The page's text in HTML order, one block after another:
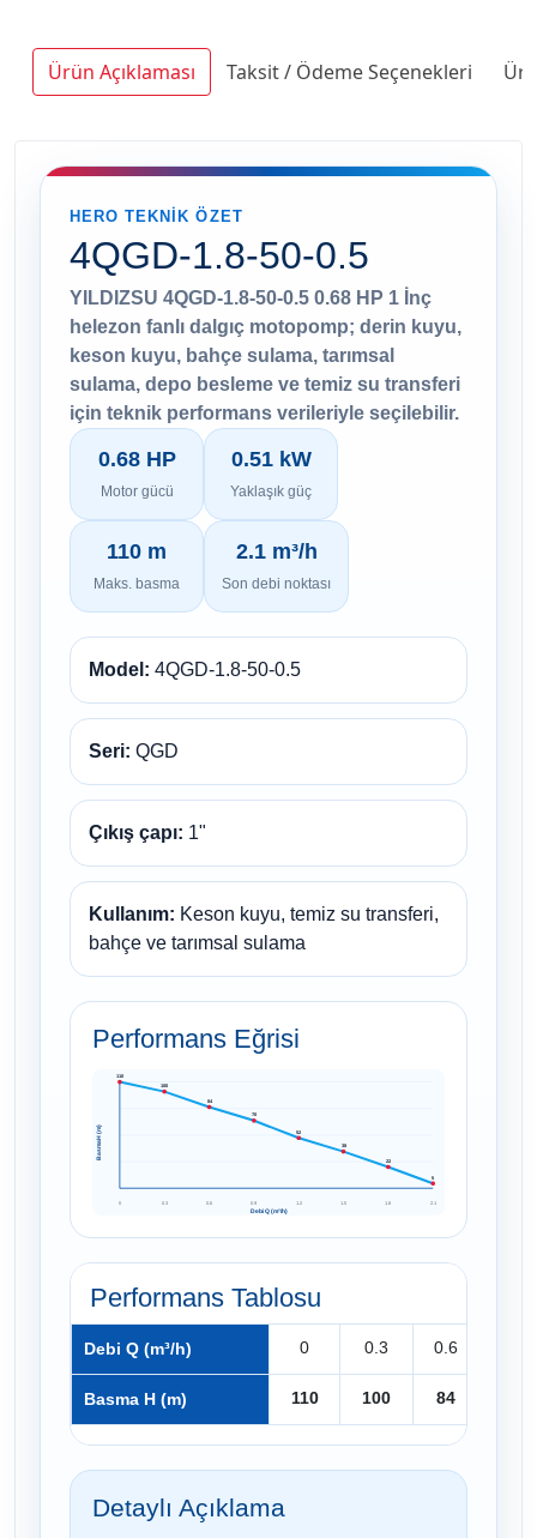
Ürün Açıklaması Taksit / Ödeme Seçenekleri
HERO TEKNIK ÖZET
4QGD-1.8-50-0.5
YILDIZSU 4QGD-1.8-50-0.5 0.68 HP 1 İnç
helezon fanlı dalgıç motopomp; derin kuyu,
keson kuyu, bahçe sulama, tarımsal
sulama, depo besleme ve temiz su transferi
için teknik performans verileriyle seçilebilir.
0.68 HP
Motor gücü
0.51 kW
Yaklaşık güç
110 m
Maks. basma
2.1 m³/h
Son debi noktası
Model: 4QGD-1.8-50-0.5
Seri: QGD
Çıkış çapı: 1"
Kullanım: Keson kuyu, temiz su transferi,
bahçe ve tarımsal sulama
Performans Eğrisi
110
100
84
70
52
38
22
5
0.3 0.6 0.9 1.2 1.5 1.8 2.1
Debi Q (m³/h)
Basma H (m)
Performans Tablosu
Debi Q (m³/h) 0 0.3 0.6
Basma H (m) 110 100 84
Detaylı Açıklama